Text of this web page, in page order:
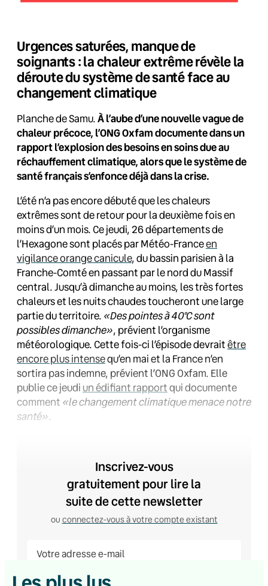
Urgences saturées, manque de
soignants : la chaleur extrême révèle la
déroute du système de santé face au
changement climatique
Planche de Samu.À l’aube d’une nouvelle vague de
chaleur précoce, l’ONG Oxfam documente dans un
rapport l’explosion des besoins en soins due au
réchauffement climatique, alors que le système de
santé français s’enfonce déjà dans la crise.
L’été n’a pas encore débuté que les chaleurs
extrêmes sont de retour pour la deuxième fois en
moins d’un mois. Ce jeudi, 26 départements de
l’Hexagone sont placés par Météo-Franceen
vigilance orange canicule, du bassin parisien à la
Franche-Comté en passant par le nord du Massif
central. Jusqu’à dimanche au moins, les très fortes
chaleurs et les nuits chaudes toucheront une large
partie du territoire. «Des pointes à 40°C sont
possibles dimanche», prévient l’organisme
météorologique. Cette fois-ci l’épisode devraitêtre
encore plus intensequ’en mai et la France n’en
sortira pas indemne, prévient l’ONG Oxfam. Elle
publie ce jeudi un édifiant rapportqui documente
comment «le changement climatique menace notre
santé».
Inscrivez-vous
gratuitement pour lire la
suite de cette newsletter
ou connectez-vous à votre compte existant
Je m’inscris